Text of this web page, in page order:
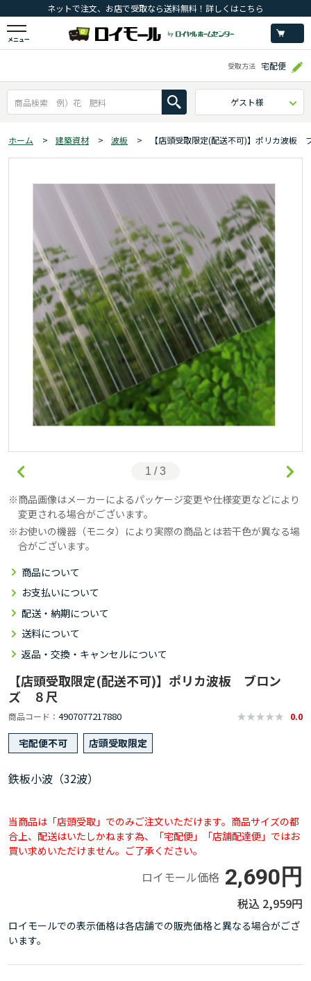
ネットで注文、お店で受取なら送料無料！詳しくはこちら
メニュー
受取方法 宅配便
ゲスト様
ホーム > 建築資材 > 波板 > 【店頭受取限定(配送不可)】ポリカ波板
1 / 3
商品画像はメーカーによるパッケージ変更や仕様変更などにより
変更される場合がございます。
お使いの機器（モニタ）により実際の商品とは若干色が異なる場
合がございます。
商品について
お支払いについて
配送・納期について
送料について
返品・交換・キャンセルについて
【店頭受取限定(配送不可)】ポリカ波板 ブロン
ズ ８尺
商品コード 4907077217880 0.0
宅配便不可 店頭受取限定
鉄板小波（32波）
当商品は「店頭受取」でのみご注文いただけます。商品サイズの都
合上、配送はいたしかねます為、「宅配便」「店舗配達便」ではお
買い求めいただけません。ご了承ください。
ロイモール価格 2,690円
2,959円
ロイモールでの表示価格は各店舗での販売価格と異なる場合がござ
います。